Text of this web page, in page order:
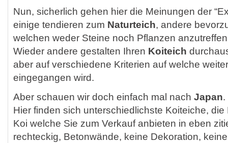
Nun, sicherlich gehen hier die Meinungen der
einige tendieren zum Naturteich, andere
welchen weder Steine noch Pflanzen
Wieder andere gestalten Ihren Koiteich
aber auf verschiedene Kriterien auf welche
eingegangen wird.
Aber schauen wir doch einfach mal nach Japan.
Hier finden sich unterschiedlichste Koiteiche,
Koi welche Sie zum Verkauf anbieten in eben
rechteckig, Betonwände, keine Dekoration,